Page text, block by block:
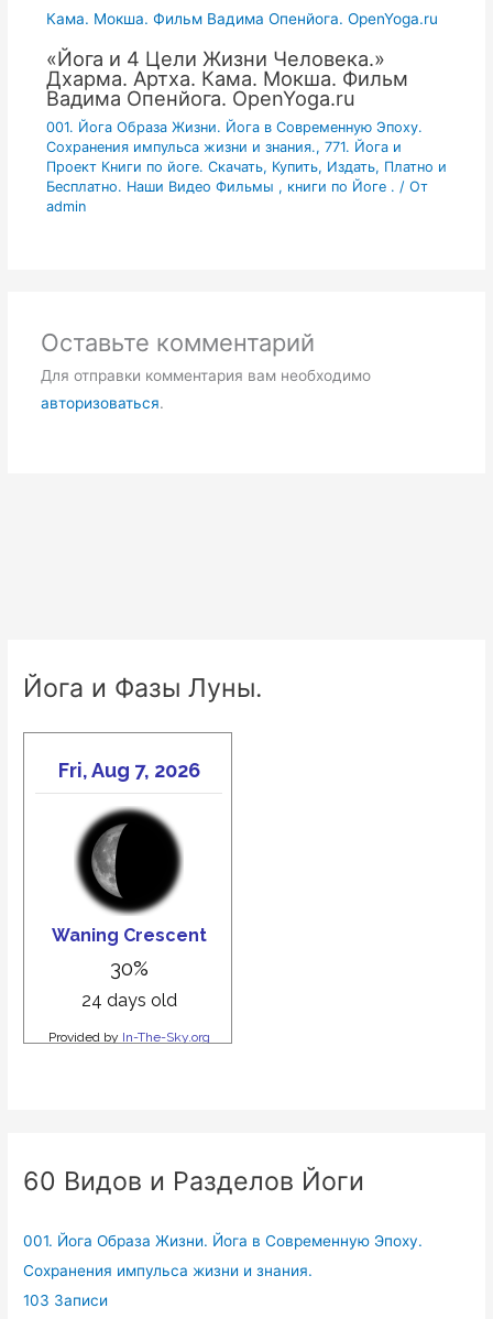
«Йога и 4 Цели Жизни Человека.»
Дхарма. Артха. Кама. Мокша. Фильм
Вадима Опенйога. OpenYoga.ru
001. Йога Образа Жизни. Йога в Современную Эпоху.
Сохранения импульса жизни и знания., 771. Йога и
Проект Книги по йоге. Скачать, Купить, Издать, Платно и
Бесплатно. Наши Видео Фильмы , книги по Йоге . / От
admin
Оставьте комментарий
Для отправки комментария вам необходимо
авторизоваться.
Йога и Фазы Луны.
60 Видов и Разделов Йоги
001. Йога Образа Жизни. Йога в Современную Эпоху.
Сохранения импульса жизни и знания.
103 Записи